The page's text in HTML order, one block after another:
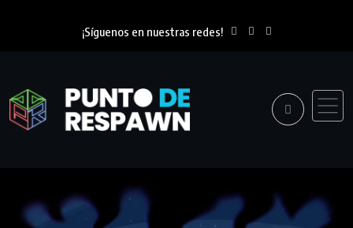
¡Síguenos en nuestras redes!